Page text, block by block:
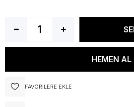
FAVORILERE EKLE